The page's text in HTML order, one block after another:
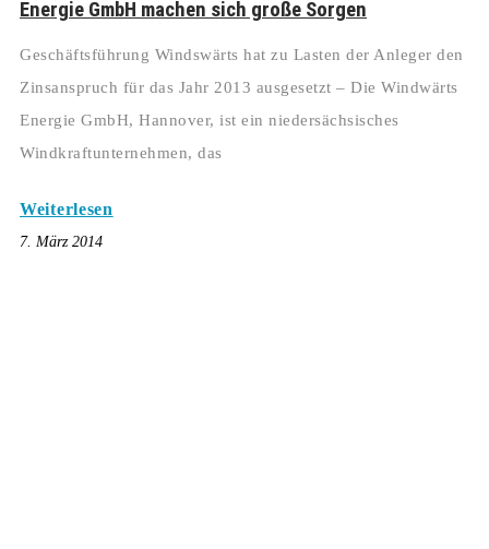
Energie GmbH machen sich große Sorgen
Geschäftsführung Windswärts hat zu Lasten der Anleger den
Zinsanspruch für das Jahr 2013 ausgesetzt – Die Windwärts
Energie GmbH, Hannover, ist ein niedersächsisches
Windkraftunternehmen, das
Weiterlesen
7. März 2014